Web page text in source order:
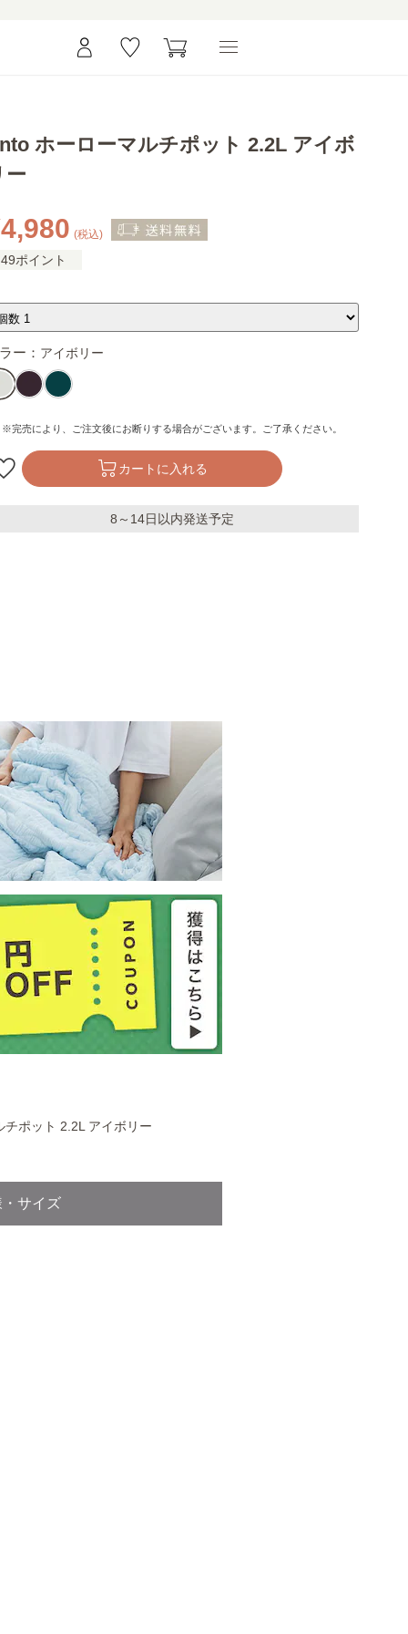
ホーローマルチポット 2.2L アイボ
ー
(税込)
49ポイント
ー： アイボリー
※完売により、ご注文後にお断りする場合がございます。ご了承ください。
カートに入れる
8～14日以内発送予定
チポット 2.2L アイボリー
サイズ